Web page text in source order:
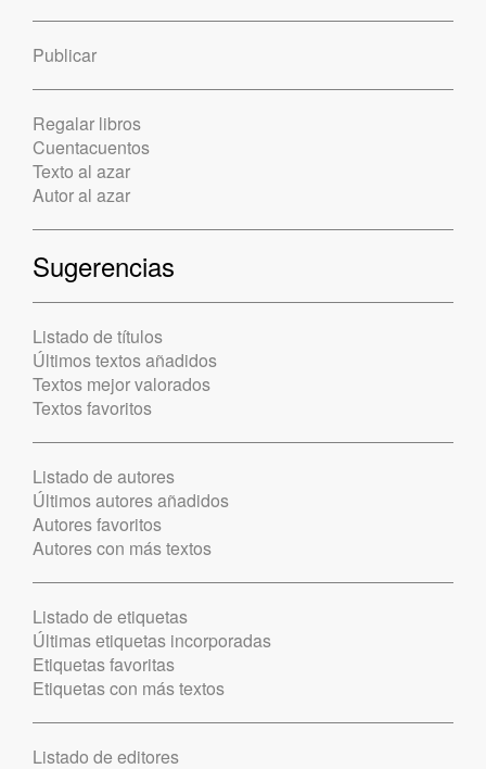
Publicar
Regalar libros
Cuentacuentos
Texto al azar
Autor al azar
Sugerencias
Listado de títulos
Últimos textos añadidos
Textos mejor valorados
Textos favoritos
Listado de autores
Últimos autores añadidos
Autores favoritos
Autores con más textos
Listado de etiquetas
Últimas etiquetas incorporadas
Etiquetas favoritas
Etiquetas con más textos
Listado de editores